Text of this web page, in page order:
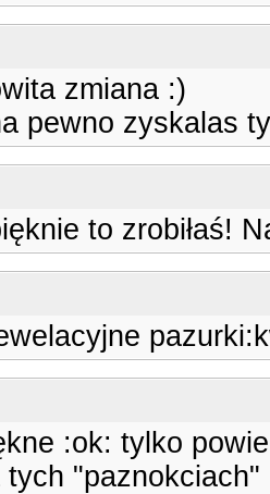
zmiana :)
pewno zyskalas
to zrobiłaś!
:ok: tylko
tych